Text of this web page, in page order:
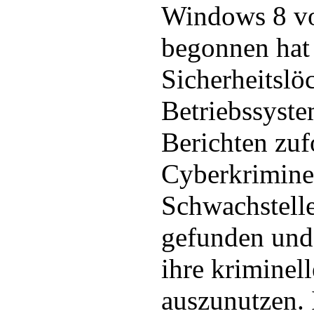
Windows 8
begonnen
Berichten
gefunden
ihre